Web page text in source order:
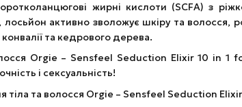
жирні кислоти (SCFA) з
лосьйон активно зволожує шкіру та
та кедрового дерева.
Orgie – Sensfeel Seduction Elixir 10 in 1
і сексуальність!
та волосся Orgie – Sensfeel Seduction